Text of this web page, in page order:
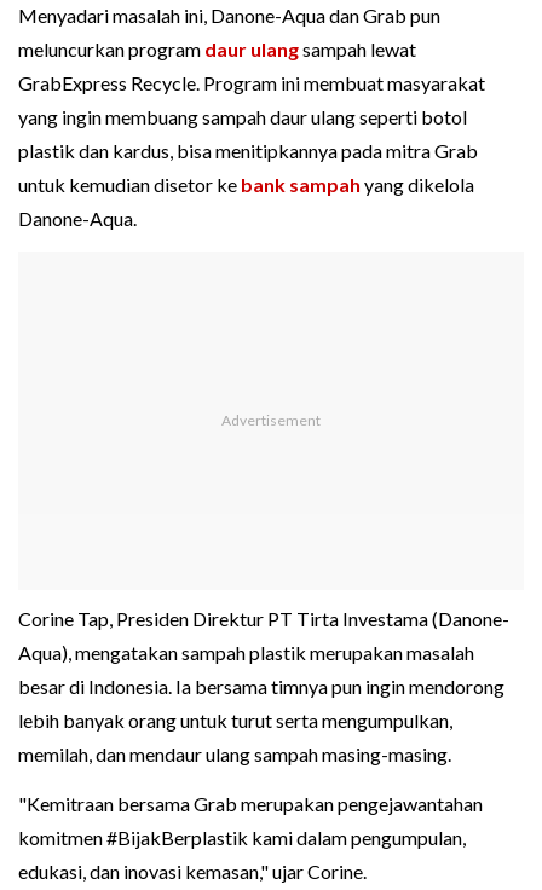
Menyadari masalah ini, Danone-Aqua dan Grab pun
meluncurkan program daur ulangsampah lewat
GrabExpress Recycle. Program ini membuat masyarakat
yang ingin membuang sampah daur ulang seperti botol
plastik dan kardus, bisa menitipkannya pada mitra Grab
untuk kemudian disetor ke bank sampah yang dikelola
Danone-Aqua.
Corine Tap, Presiden Direktur PT Tirta Investama (Danone-
Aqua), mengatakan sampah plastik merupakan masalah
besar di Indonesia. Ia bersama timnya pun ingin mendorong
lebih banyak orang untuk turut serta mengumpulkan,
memilah, dan mendaur ulang sampah masing-masing.
"Kemitraan bersama Grab merupakan pengejawantahan
komitmen #BijakBerplastik kami dalam pengumpulan,
edukasi, dan inovasi kemasan," ujar Corine.